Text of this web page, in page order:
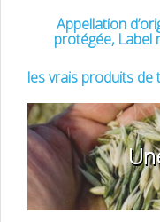
Appellation
protégée, Label
les vrais produits